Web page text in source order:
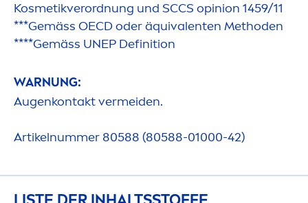
Kosmetikverordnung und SCCS opinion 1459/11
***Gemäss OECD oder äquivalenten Methoden
****Gemäss UNEP Definition
WARNUNG:
Augenkontakt vermeiden.
Artikelnummer 80588 (80588-01000-42)